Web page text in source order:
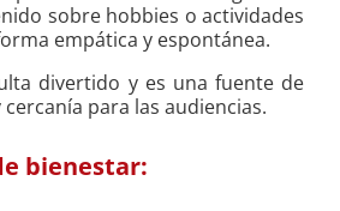
sobre hobbies o actividades
empática y espontánea.
divertido y es una fuente de
para las audiencias.
bienestar: